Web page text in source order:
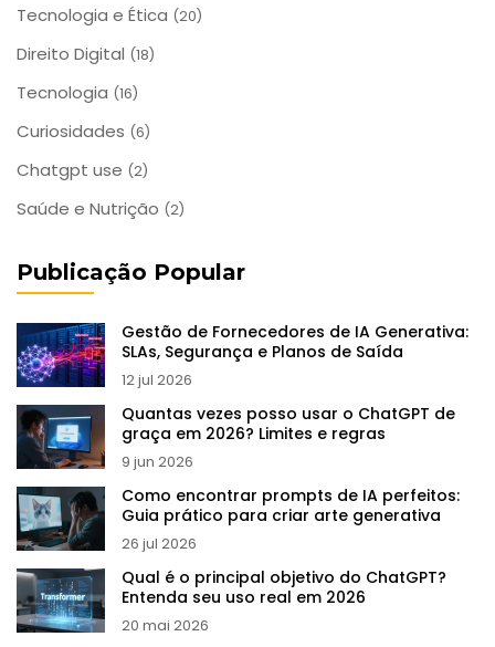
Tecnologia e Ética (20)
Direito Digital (18)
Tecnologia (16)
Curiosidades (6)
Chatgpt use (2)
Saúde e Nutrição (2)
Publicação Popular
Gestão de Fornecedores de IA Generativa:
SLAs, Segurança e Planos de Saída
12 jul 2026
Quantas vezes posso usar o ChatGPT de
graça em 2026? Limites e regras
9 jun 2026
Como encontrar prompts de IA perfeitos:
Guia prático para criar arte generativa
26 jul 2026
Qual é o principal objetivo do ChatGPT?
Entenda seu uso real em 2026
20 mai 2026